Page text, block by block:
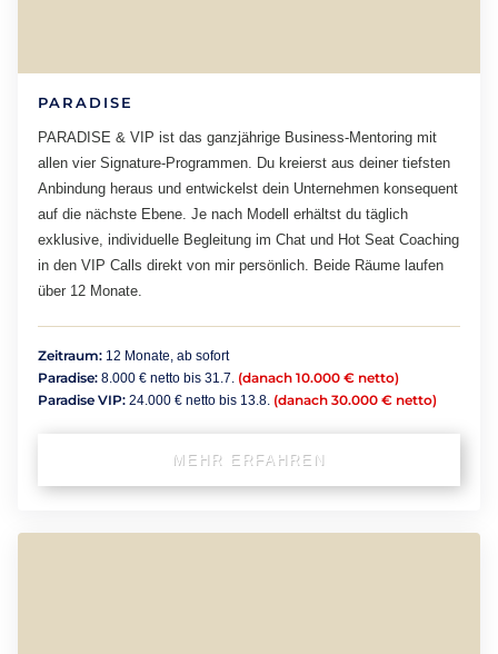
PARADISE
PARADISE & VIP ist das ganzjährige Business-Mentoring mit
allen vier Signature-Programmen. Du kreierst aus deiner tiefsten
Anbindung heraus und entwickelst dein Unternehmen konsequent
auf die nächste Ebene. Je nach Modell erhältst du täglich
exklusive, individuelle Begleitung im Chat und Hot Seat Coaching
in den VIP Calls direkt von mir persönlich. Beide Räume laufen
über 12 Monate.
Zeitraum: 12 Monate, ab sofort
Paradise: 8.000 € netto bis 31.7. (danach 10.000 € netto)
Paradise VIP: 24.000 € netto bis 13.8. (danach 30.000 € netto)
MEHR ERFAHREN